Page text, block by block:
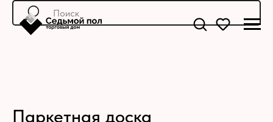
Паркетная доска